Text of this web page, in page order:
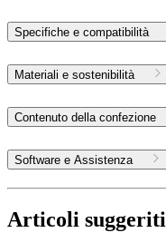
Specifiche e compatibilità
Materiali e sostenibilità
Contenuto della confezione
Software e Assistenza
Articoli suggeriti